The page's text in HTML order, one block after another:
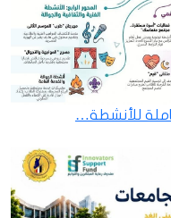
للأنشطة…